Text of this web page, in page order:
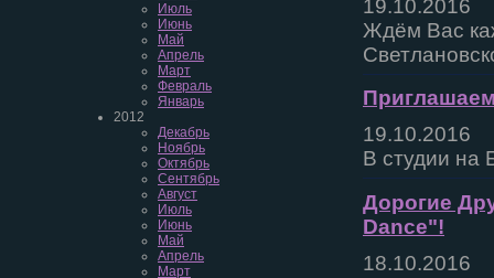
Июль
Июнь
Май
Апрель
Март
Февраль
Январь
2012
Декабрь
Ноябрь
Октябрь
Сентябрь
Август
Июль
Июнь
Май
Апрель
Март
19.10.2016
Ждём Вас
19.10.2016
В студии на
Дорогие
Dance"!
18.10.2016